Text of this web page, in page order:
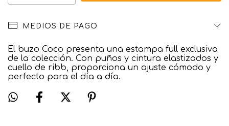
MEDIOS DE PAGO
El buzo Coco presenta una estampa full exclusiva
de la colección. Con puños y cintura elastizados y
cuello de ribb, proporciona un ajuste cómodo y
perfecto para el día a día.